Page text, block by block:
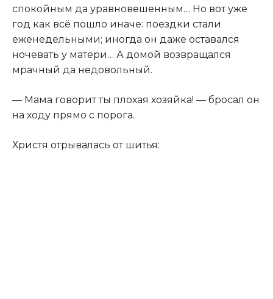
спокойным да уравновешенным… Но вот уже
год как всё пошло иначе: поездки стали
еженедельными; иногда он даже оставался
ночевать у матери… А домой возвращался
мрачный да недовольный.
— Мама говорит ты плохая хозяйка! — бросал он
на ходу прямо с порога.
Христя отрывалась от шитья: